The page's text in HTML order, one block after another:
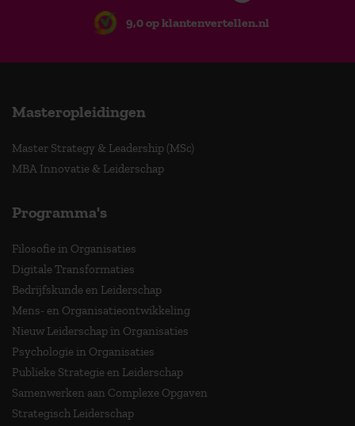
9,0 op klantenvertellen.nl
Masteropleidingen
Master Strategy & Leadership (MSc)
MBA Innovatie & Leiderschap
Programma's
Filosofie in Organisaties
Digitale Transformaties
Bedrijfskunde en Leiderschap
Mens- en Organisatieontwikkeling
Nieuw Leiderschap in Organisaties
Psychologie in Organisaties
Publieke Strategie en Leiderschap
Samenwerken aan Complexe Opgaven
Strategisch Leiderschap